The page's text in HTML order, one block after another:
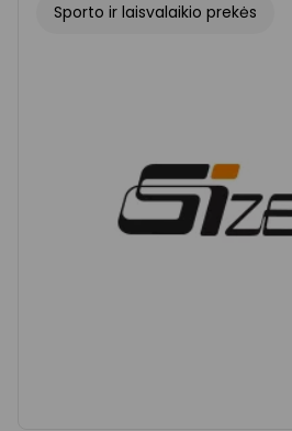
Sporto ir laisvalaikio prekės